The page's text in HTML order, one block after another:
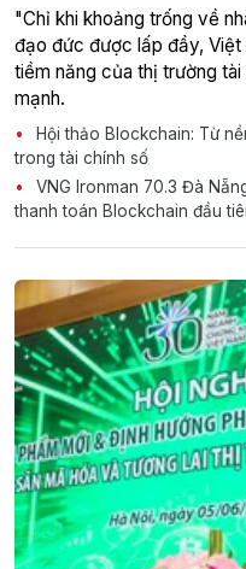
"Chỉ khi khoảng trống về
đạo đức được lấp đầy, Việt
tiềm năng của thị trường
mạnh.
Hội thảo Blockchain: Từ
trong tài chính số
VNG Ironman 70.3 Đà
thanh toán Blockchain đầu